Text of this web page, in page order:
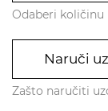
Odaberi količinu
Naruči
Zašto naručiti